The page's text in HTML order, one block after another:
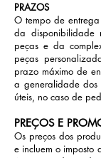
PRAZOS
O tempo de
da disponibilidade
peças e da
peças
prazo máximo de
a generalidade
úteis, no caso de
PREÇOS E
Os preços dos
e incluem o imposto